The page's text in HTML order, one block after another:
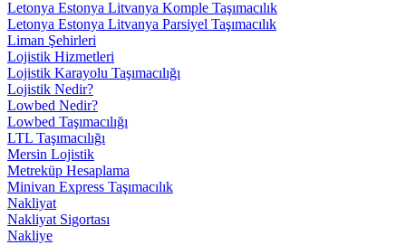
Letonya Estonya Litvanya Komple Taşımacılık
Letonya Estonya Litvanya Parsiyel Taşımacılık
Liman Şehirleri
Lojistik Hizmetleri
Lojistik Karayolu Taşımacılığı
Lojistik Nedir?
Lowbed Nedir?
Lowbed Taşımacılığı
LTL Taşımacılığı
Mersin Lojistik
Metreküp Hesaplama
Minivan Express Taşımacılık
Nakliyat
Nakliyat Sigortası
Nakliye